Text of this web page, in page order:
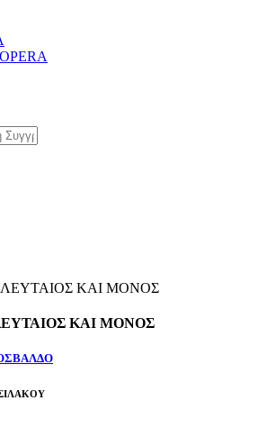
ΚΑΙ ΜΟΝΟΣ